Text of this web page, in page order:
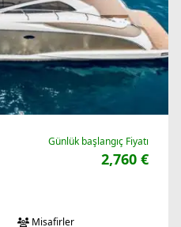
Günlük başlangıç Fiyatı
2,760 €
Misafirler